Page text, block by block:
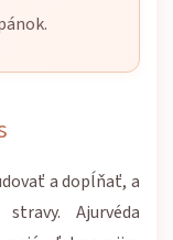
a dopĺňať, a
Ajurvéda